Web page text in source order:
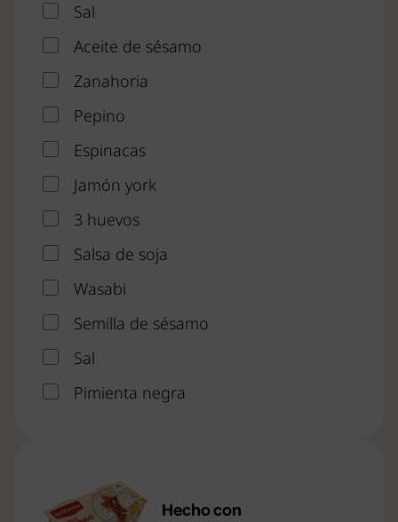
Sal
Aceite de sésamo
Zanahoria
Pepino
Espinacas
Jamón york
3 huevos
Salsa de soja
Wasabi
Semilla de sésamo
Sal
Pimienta negra
Hecho con